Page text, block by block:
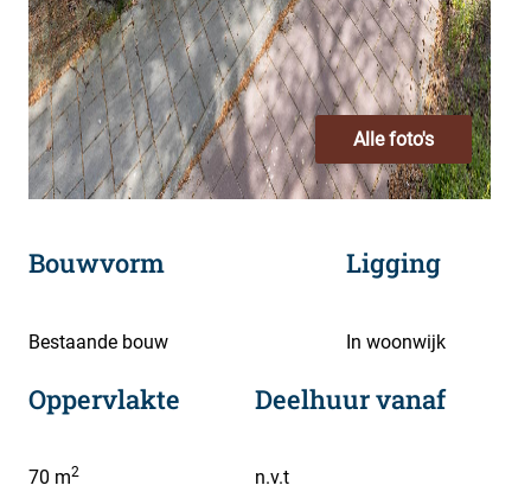
Alle foto's
Bouwvorm
Bestaande bouw
Ligging
In woonwijk
Oppervlakte
70 m2
Deelhuur vanaf
n.v.t